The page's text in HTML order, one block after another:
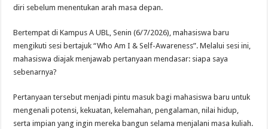
diri sebelum menentukan arah masa depan.
Bertempat di Kampus A UBL, Senin (6/7/2026), mahasiswa baru
mengikuti sesi bertajuk “Who Am I & Self-Awareness”. Melalui sesi ini,
mahasiswa diajak menjawab pertanyaan mendasar: siapa saya
sebenarnya?
Pertanyaan tersebut menjadi pintu masuk bagi mahasiswa baru untuk
mengenali potensi, kekuatan, kelemahan, pengalaman, nilai hidup,
serta impian yang ingin mereka bangun selama menjalani masa kuliah.